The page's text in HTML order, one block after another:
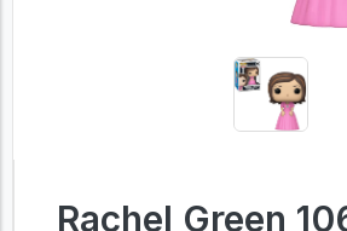
Rachel Green